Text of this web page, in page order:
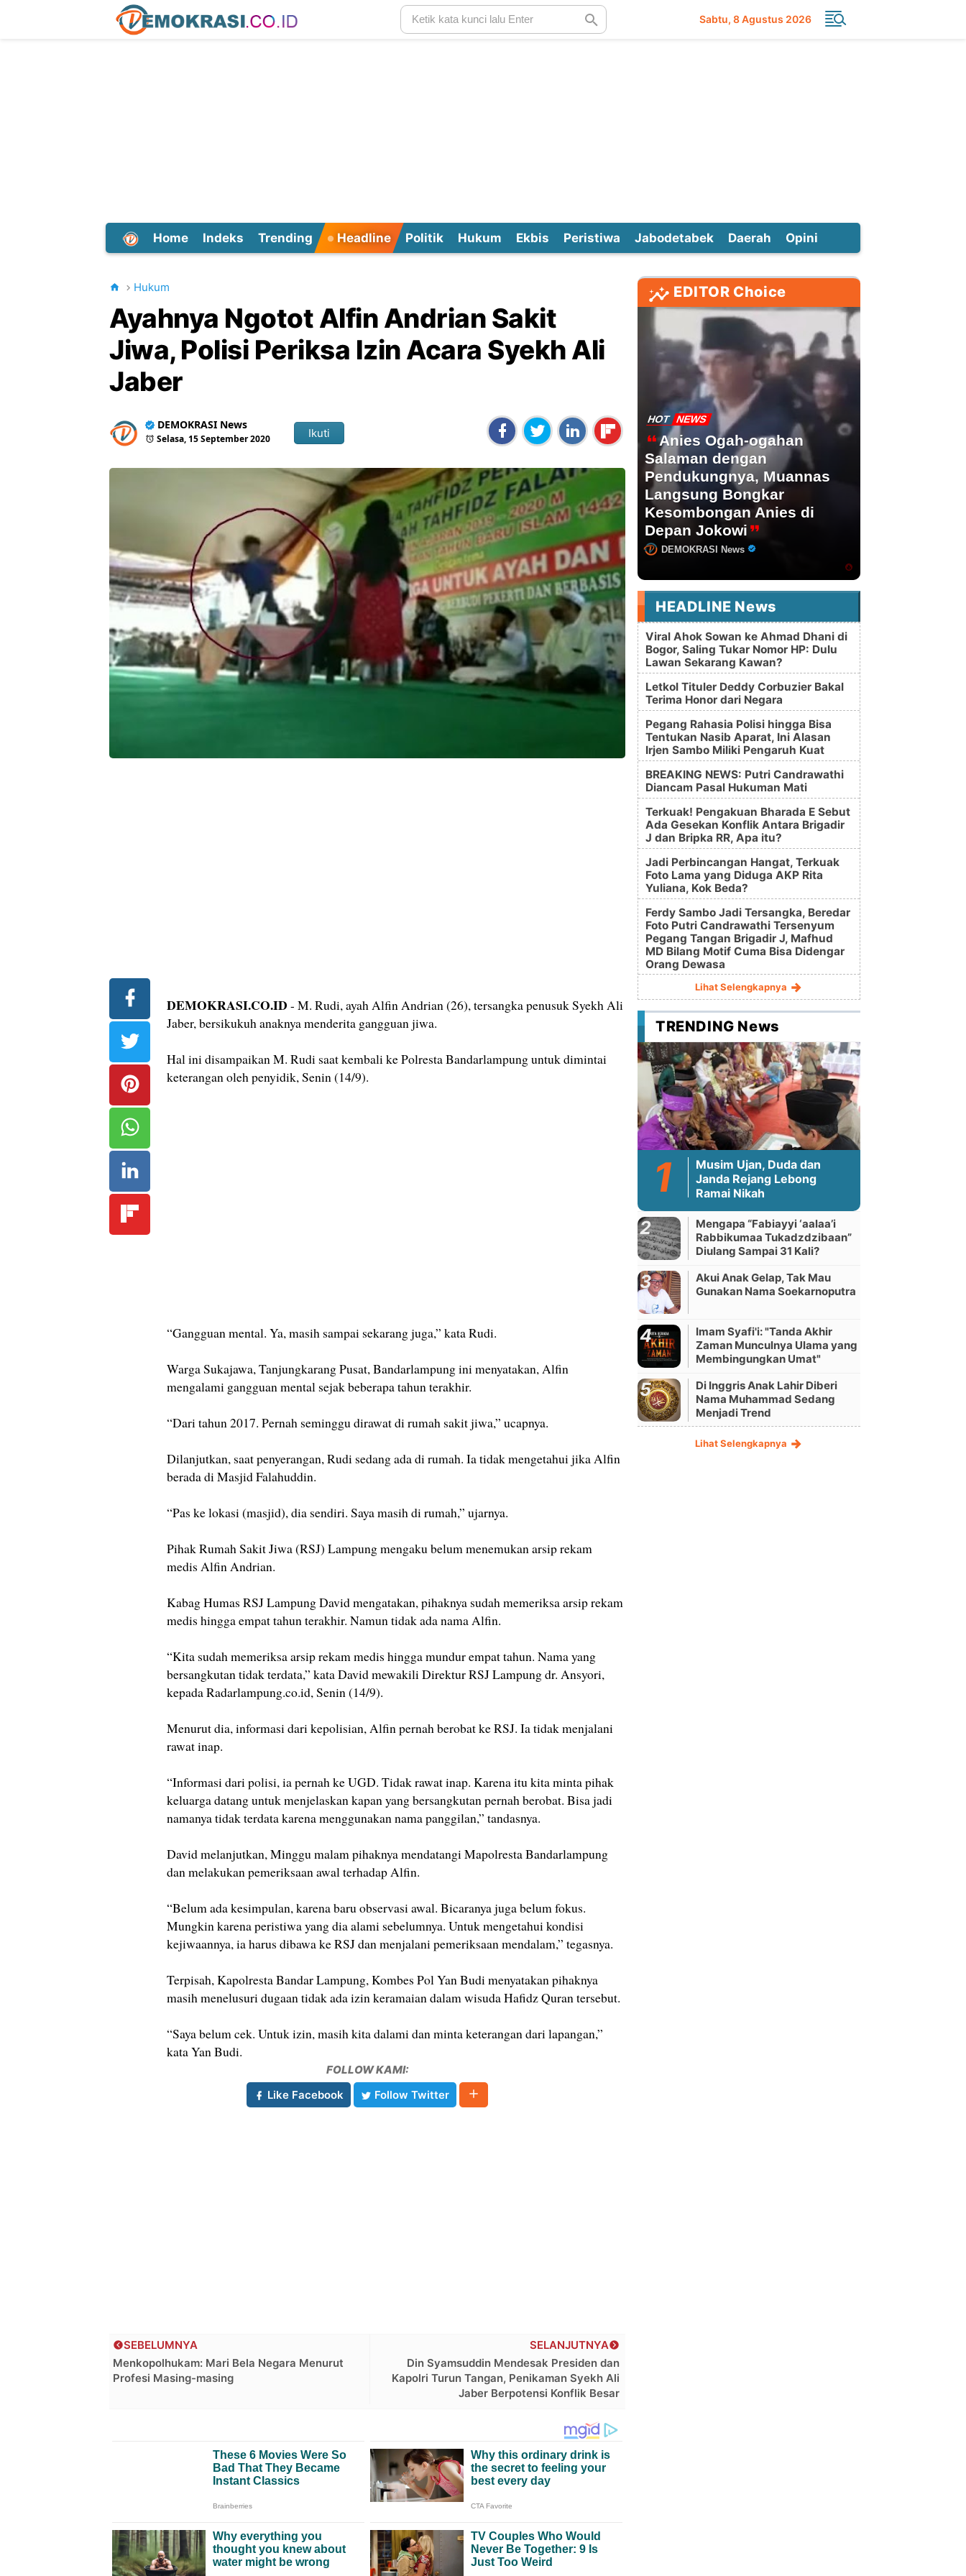
Sabtu 8 Agustus 2026
Home Indeks Trending Headline Politik Hukum Ekbis Peristiwa Jabodetabek Daerah Opini
Hukum
Ayahnya Ngotot Alfin Andrian Sakit
Jiwa, Polisi Periksa Izin Acara Syekh Ali
Jaber
DEMOKRASI News
Selasa, 15 September 2020 Ikuti
DEMOKRASI.CO.ID - M. Rudi, ayah Alfin Andrian (26), tersangka penusuk Syekh Ali
Jaber, bersikukuh anaknya menderita gangguan jiwa.
Hal ini disampaikan M. Rudi saat kembali ke Polresta Bandarlampung untuk dimintai
keterangan oleh penyidik, Senin (14/9).
“Gangguan mental. Ya, masih sampai sekarang juga,” kata Rudi.
Warga Sukajawa, Tanjungkarang Pusat, Bandarlampung ini menyatakan, Alfin
mengalami gangguan mental sejak beberapa tahun terakhir.
“Dari tahun 2017. Pernah seminggu dirawat di rumah sakit jiwa,” ucapnya.
Dilanjutkan, saat penyerangan, Rudi sedang ada di rumah. Ia tidak mengetahui jika Alfin
berada di Masjid Falahuddin.
“Pas ke lokasi (masjid), dia sendiri. Saya masih di rumah,” ujarnya.
Pihak Rumah Sakit Jiwa (RSJ) Lampung mengaku belum menemukan arsip rekam
medis Alfin Andrian.
Kabag Humas RSJ Lampung David mengatakan, pihaknya sudah memeriksa arsip rekam
medis hingga empat tahun terakhir. Namun tidak ada nama Alfin.
“Kita sudah memeriksa arsip rekam medis hingga mundur empat tahun. Nama yang
bersangkutan tidak terdata,” kata David mewakili Direktur RSJ Lampung dr. Ansyori,
kepada Radarlampung.co.id, Senin (14/9).
Menurut dia, informasi dari kepolisian, Alfin pernah berobat ke RSJ. Ia tidak menjalani
rawat inap.
“Informasi dari polisi, ia pernah ke UGD. Tidak rawat inap. Karena itu kita minta pihak
keluarga datang untuk menjelaskan kapan yang bersangkutan pernah berobat. Bisa jadi
namanya tidak terdata karena menggunakan nama panggilan,” tandasnya.
David melanjutkan, Minggu malam pihaknya mendatangi Mapolresta Bandarlampung
dan melakukan pemeriksaan awal terhadap Alfin.
“Belum ada kesimpulan, karena baru observasi awal. Bicaranya juga belum fokus.
Mungkin karena peristiwa yang dia alami sebelumnya. Untuk mengetahui kondisi
kejiwaannya, ia harus dibawa ke RSJ dan menjalani pemeriksaan mendalam,” tegasnya.
Terpisah, Kapolresta Bandar Lampung, Kombes Pol Yan Budi menyatakan pihaknya
masih menelusuri dugaan tidak ada izin keramaian dalam wisuda Hafidz Quran tersebut.
“Saya belum cek. Untuk izin, masih kita dalami dan minta keterangan dari lapangan,”
kata Yan Budi.
FOLLOW KAMI:
Like Facebook
Follow Twitter
SELANJUTNYA
Din Syamsuddin Mendesak Presiden dan
Kapolri Turun Tangan, Penikaman Syekh Ali
Jaber Berpotensi Konflik Besar
SEBELUMNYA
Menkopolhukam: Mari Bela Negara Menurut
Profesi Masing-masing
EDITOR Choice
HOT NEWS
Anies Ogah-ogahan
Salaman dengan
Pendukungnya, Muannas
Langsung Bongkar
Kesombongan Anies di
Depan Jokowi
DEMOKRASI News
HEADLINE News
Viral Ahok Sowan ke Ahmad Dhani di
Bogor, Saling Tukar Nomor HP: Dulu
Lawan Sekarang Kawan?
Letkol Tituler Deddy Corbuzier Bakal
Terima Honor dari Negara
Pegang Rahasia Polisi hingga Bisa
Tentukan Nasib Aparat, Ini Alasan
Irjen Sambo Miliki Pengaruh Kuat
BREAKING NEWS: Putri Candrawathi
Diancam Pasal Hukuman Mati
Terkuak! Pengakuan Bharada E Sebut
Ada Gesekan Konflik Antara Brigadir
J dan Bripka RR, Apa itu?
Jadi Perbincangan Hangat, Terkuak
Foto Lama yang Diduga AKP Rita
Yuliana, Kok Beda?
Ferdy Sambo Jadi Tersangka, Beredar
Foto Putri Candrawathi Tersenyum
Pegang Tangan Brigadir J, Mafhud
MD Bilang Motif Cuma Bisa Didengar
Orang Dewasa
Lihat Selengkapnya
TRENDING News
Musim Ujan, Duda dan
Janda Rejang Lebong
Ramai Nikah
Mengapa “Fabiayyi ‘aalaa’i
Rabbikumaa Tukadzdzibaan”
Diulang Sampai 31 Kali?
Akui Anak Gelap, Tak Mau
Gunakan Nama Soekarnoputra
Imam Syafi'i: "Tanda Akhir
Zaman Munculnya Ulama yang
Membingungkan Umat"
Di Inggris Anak Lahir Diberi
Nama Muhammad Sedang
Menjadi Trend
Lihat Selengkapnya